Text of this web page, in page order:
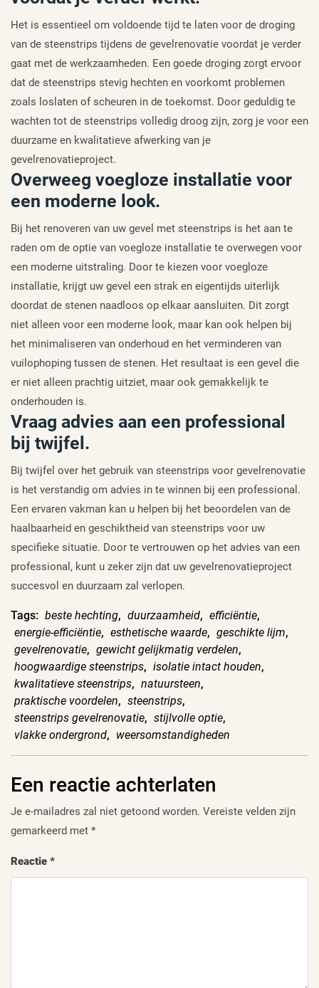
Het is essentieel om voldoende tijd te laten voor de droging
van de steenstrips tijdens de gevelrenovatie voordat je verder
gaat met de werkzaamheden. Een goede droging zorgt ervoor
dat de steenstrips stevig hechten en voorkomt problemen
zoals loslaten of scheuren in de toekomst. Door geduldig te
wachten tot de steenstrips volledig droog zijn, zorg je voor een
duurzame en kwalitatieve afwerking van je
gevelrenovatieproject.
Overweeg voegloze installatie voor
een moderne look.
Bij het renoveren van uw gevel met steenstrips is het aan te
raden om de optie van voegloze installatie te overwegen voor
een moderne uitstraling. Door te kiezen voor voegloze
installatie, krijgt uw gevel een strak en eigentijds uiterlijk
doordat de stenen naadloos op elkaar aansluiten. Dit zorgt
niet alleen voor een moderne look, maar kan ook helpen bij
het minimaliseren van onderhoud en het verminderen van
vuilophoping tussen de stenen. Het resultaat is een gevel die
er niet alleen prachtig uitziet, maar ook gemakkelijk te
onderhouden is.
Vraag advies aan een professional
bij twijfel.
Bij twijfel over het gebruik van steenstrips voor gevelrenovatie
is het verstandig om advies in te winnen bij een professional.
Een ervaren vakman kan u helpen bij het beoordelen van de
haalbaarheid en geschiktheid van steenstrips voor uw
specifieke situatie. Door te vertrouwen op het advies van een
professional, kunt u zeker zijn dat uw gevelrenovatieproject
succesvol en duurzaam zal verlopen.
Tags: beste hechting, duurzaamheid, efficiëntie,
energie-efficiëntie, esthetische waarde, geschikte lijm,
gevelrenovatie, gewicht gelijkmatig verdelen,
hoogwaardige steenstrips, isolatie intact houden,
kwalitatieve steenstrips, natuursteen,
praktische voordelen, steenstrips,
steenstrips gevelrenovatie, stijlvolle optie,
vlakke ondergrond, weersomstandigheden
Een reactie achterlaten
Je e-mailadres zal niet getoond worden. Vereiste velden zijn
gemarkeerd met *
Reactie *